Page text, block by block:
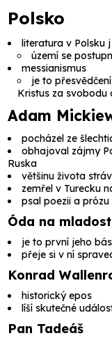
Polsko
literatura v Polsku
území se
messianismus
je to
Kristus za svobodu
Adam
pocházel ze
obhajoval zájmy
Ruska
většinu života
zemřel v Turecku
psal poezii a prózu
Óda na mladost
je to první jeho
přeje si v ní
Konrad
historický epos
líší skutečné
Pan Tadeáš